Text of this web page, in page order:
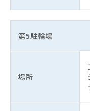
第5駐輪場
場所